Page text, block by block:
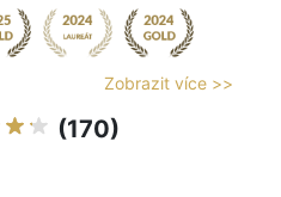
Zobrazit více >>
(170)